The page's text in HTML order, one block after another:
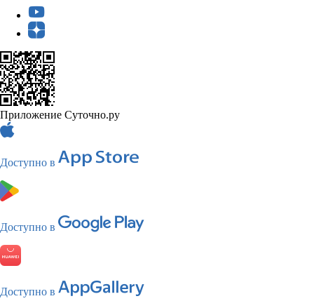
Приложение Суточно.ру
Доступно в
Доступно в
Доступно в